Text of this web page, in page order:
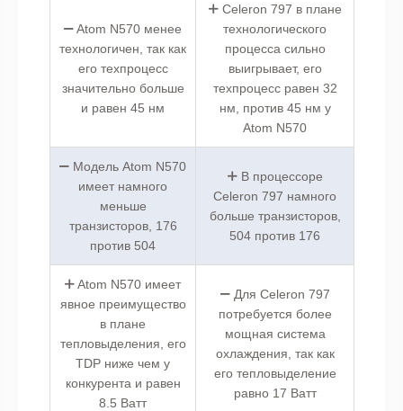
Atom N570 менее
технологичен, так как
его техпроцесс
значительно больше
и равен 45 нм
Celeron 797 в плане
технологического
процесса сильно
выигрывает, его
техпроцесс равен 32
нм, против 45 нм у
Atom N570
Модель Atom N570
имеет намного
меньше
транзисторов, 176
против 504
В процессоре
Celeron 797 намного
больше транзисторов,
504 против 176
Atom N570 имеет
явное преимущество
в плане
тепловыделения, его
TDP ниже чем у
конкурента и равен
8.5 Ватт
Для Celeron 797
потребуется более
мощная система
охлаждения, так как
его тепловыделение
равно 17 Ватт